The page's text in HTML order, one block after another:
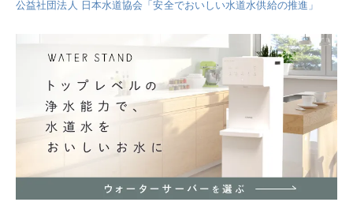
公益社団法人 日本水道協会「安全でおいしい水道水供給の推進」